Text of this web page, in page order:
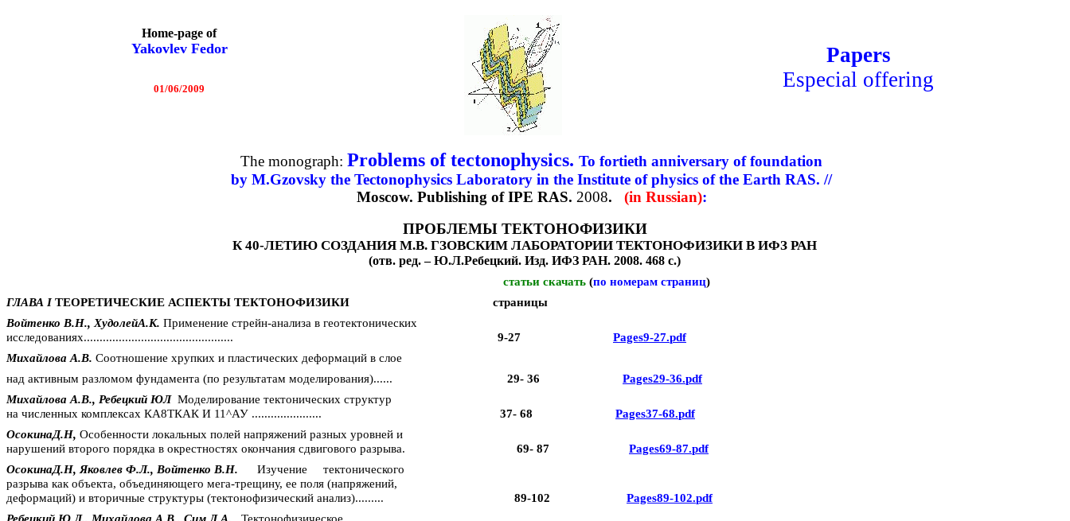
Home-page of
Yakovlev Fedor
01/06/2009
Papers
Especial offering
The monograph: Problems of tectonophysics.To fortieth anniversary of foundation
by M.Gzovsky the Tectonophysics Laboratory in the Institute of physics of the Earth RAS. //
Moscow. Publishing of IPE RAS. 2008. (in Russian):
ПРОБЛЕМЫ ТЕКТОНОФИЗИКИ
К 40-ЛЕТИЮ СОЗДАНИЯ М.В. ГЗОВСКИМ ЛАБОРАТОРИИ ТЕКТОНОФИЗИКИ В ИФЗ РАН
(отв. ред. –Ю.Л.Ребецкий. Изд. ИФЗ РАН. 2008. 468 с.)
статьи скачать (по номерам страниц)
ГЛАВА I ТЕОРЕТИЧЕСКИЕ АСПЕКТЫ ТЕКТОНОФИЗИКИ
страницы
Войтенко В.Н., ХудолейА.К. Применение стрейн-анализа в геотектонических
исследованиях...............................................
9-27 Pages9-27.pdf
Михайлова А.В. Соотношение хрупких и пластических деформаций в слое
над активным разломом фундамента (по результатам моделирования)......
29- 36 Pages29-36.pdf
Михайлова А.В., Ребецкий ЮЛ Моделирование тектонических структур
на численных комплексах КА8ТКАК И 11^АУ ......................
37- 68 Pages37-68.pdf
ОсокинаД.Н, Особенности локальных полей напряжений разных уровней и
нарушений второго порядка в окрестностях окончания сдвигового разрыва.
69- 87 Pages69-87.pdf
ОсокинаД.Н, Яковлев Ф.Л., Войтенко В.Н. Изучение
тектонического
разрыва как объекта, объединяющего мега-трещину, ее поля (напряжений,
деформаций) и вторичные структуры (тектонофизический анализ).........
89-102 Pages89-102.pdf
Ребецкий Ю.Л., Михайлова А.В., Сим Л.А.
Тектонофизическое